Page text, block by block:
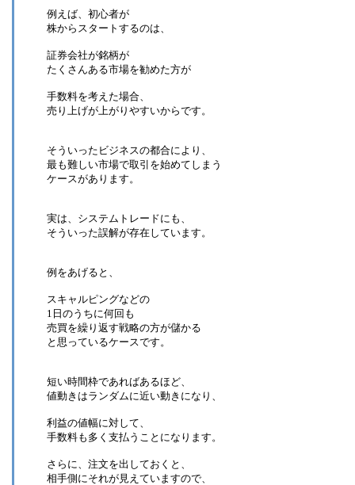
例えば、初心者が
株からスタートするのは、
証券会社が銘柄が
たくさんある市場を勧めた方が
手数料を考えた場合、
売り上げが上がりやすいからです。
そういったビジネスの都合により、
最も難しい市場で取引を始めてしまう
ケースがあります。
実は、システムトレードにも、
そういった誤解が存在しています。
例をあげると、
スキャルピングなどの
1日のうちに何回も
売買を繰り返す戦略の方が儲かる
と思っているケースです。
短い時間枠であればあるほど、
値動きはランダムに近い動きになり、
利益の値幅に対して、
手数料も多く支払うことになります。
さらに、注文を出しておくと、
相手側にそれが見えていますので、